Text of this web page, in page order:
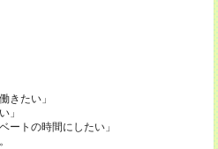
きたい」
」
ートの時間にしたい」